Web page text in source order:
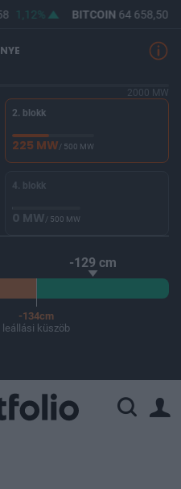
1,12% BITCOIN64 658,50
2000 MW
2. blokk
225 MW/ 500 MW
4. blokk
0 MW/ 500 MW
-129 cm
-134cm
leállási küszöb